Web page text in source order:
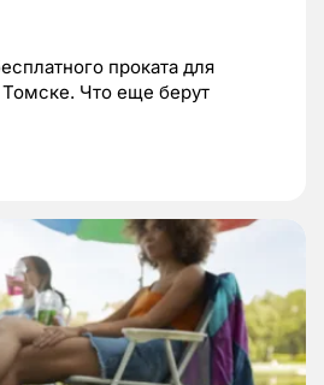
проката для
Что еще берут